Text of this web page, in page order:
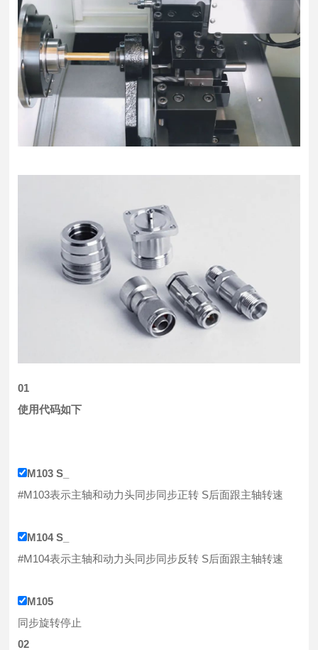
01
使用代码如下
M103 S_
#M103表示主轴和动力头同步同步正转 S后面跟主轴转速
M104 S_
#M104表示主轴和动力头同步同步反转 S后面跟主轴转速
M105
同步旋转停止
02